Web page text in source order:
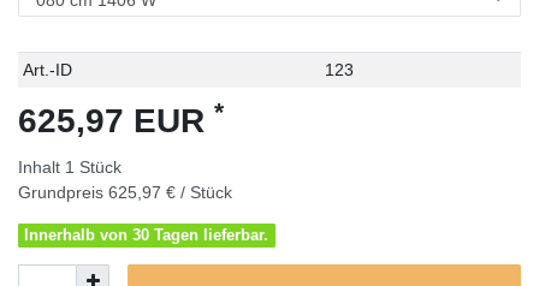
Technisches
Wert
Art.-ID 123
625,97 EUR *
Inhalt 1 Stück
Grundpreis 625,97 € / Stück
Innerhalb von 30 Tagen lieferbar.